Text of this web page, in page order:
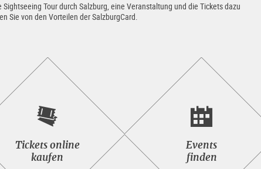
Tour durch Salzburg, eine Veranstaltung und die Tickets dazu
Sie von den Vorteilen der SalzburgCard.
Tickets online
kaufen
Tickets
online<br>kaufen
Events
finden
Events<br>finden